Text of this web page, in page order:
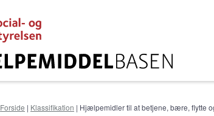
Forside | Klassifikation | Hjælpemidler til at betjene, bære, flytte